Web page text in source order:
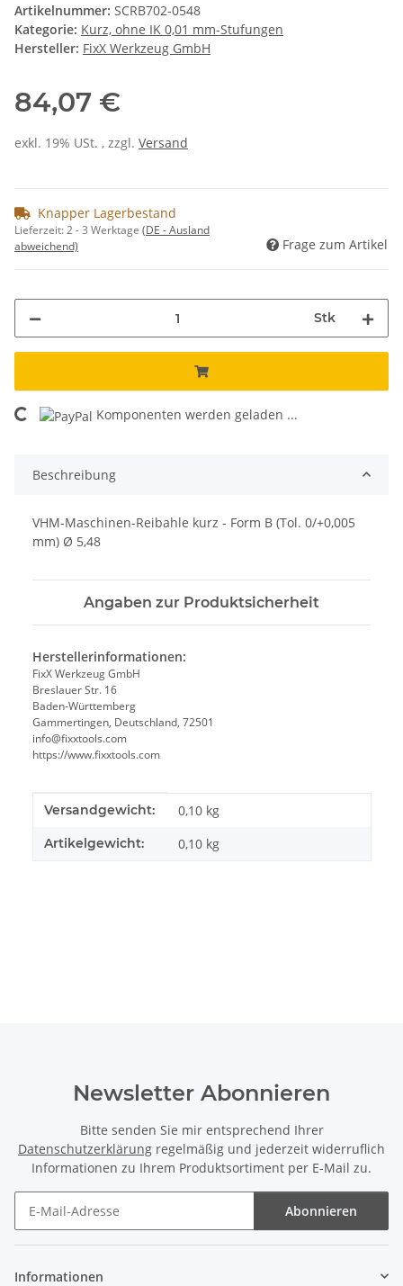
Artikelnummer: SCRB702-0548
Kategorie: Kurz, ohne IK 0,01 mm-Stufungen
Hersteller: FixX Werkzeug GmbH
84,07 €
exkl. 19% USt. , zzgl. Versand
Knapper Lagerbestand
Lieferzeit:2 - 3 Werktage (DE - Ausland
abweichend)
Frage zum Artikel
Stk
Loading... Komponenten werden geladen ...
Beschreibung
VHM-Maschinen-Reibahle kurz - Form B (Tol. 0/+0,005
mm) Ø 5,48
Angaben zur Produktsicherheit
Herstellerinformationen:
FixX Werkzeug GmbH
Breslauer Str. 16
Baden-Württemberg
Gammertingen, Deutschland, 72501
info@fixxtools.com
https://www.fixxtools.com
Produkteigenschaft
Wert
Versandgewicht: 0,10 kg
Artikelgewicht: 0,10 kg
Newsletter Abonnieren
Bitte senden Sie mir entsprechend Ihrer
Datenschutzerklärung regelmäßig und jederzeit widerruflich
Informationen zu Ihrem Produktsortiment per E-Mail zu.
Abonnieren
Informationen